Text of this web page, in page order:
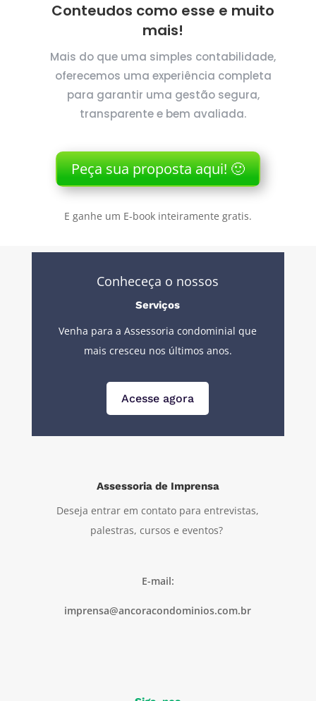
Conteudos como esse e muito
mais!
Mais do que uma simples contabilidade,
oferecemos uma experiência completa
para garantir uma gestão segura,
transparente e bem avaliada.
Peça sua proposta aqui! 🙂
E ganhe um E-book inteiramente gratis.
Conheceça o nossos
Serviços
Venha para a Assessoria condominial que
mais cresceu nos últimos anos.
Acesse agora
Assessoria de Imprensa
Deseja entrar em contato para entrevistas,
palestras, cursos e eventos?
E-mail:
imprensa@ancoracondominios.com.br